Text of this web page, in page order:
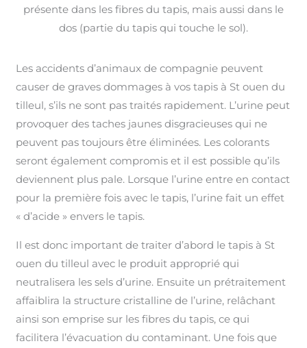
présente dans les fibres du tapis, mais aussi dans le
dos (partie du tapis qui touche le sol).
Les accidents d’animaux de compagnie peuvent
causer de graves dommages à vos tapis à St ouen du
tilleul, s’ils ne sont pas traités rapidement. L’urine peut
provoquer des taches jaunes disgracieuses qui ne
peuvent pas toujours être éliminées. Les colorants
seront également compromis et il est possible qu’ils
deviennent plus pale. Lorsque l’urine entre en contact
pour la première fois avec le tapis, l’urine fait un effet
« d’acide » envers le tapis.
Il est donc important de traiter d’abord le tapis à St
ouen du tilleul avec le produit approprié qui
neutralisera les sels d’urine. Ensuite un prétraitement
affaiblira la structure cristalline de l’urine, relâchant
ainsi son emprise sur les fibres du tapis, ce qui
facilitera l’évacuation du contaminant. Une fois que